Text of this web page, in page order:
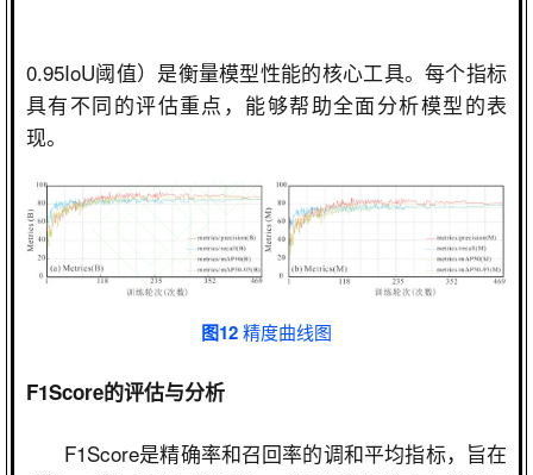
0.95IoU阈值）是衡量模型性能的核心工具。每个指标
具有不同的评估重点，能够帮助全面分析模型的表
现。
图12精度曲线图
F1Score的评估与分析
F1Score是精确率和召回率的调和平均指标，旨在